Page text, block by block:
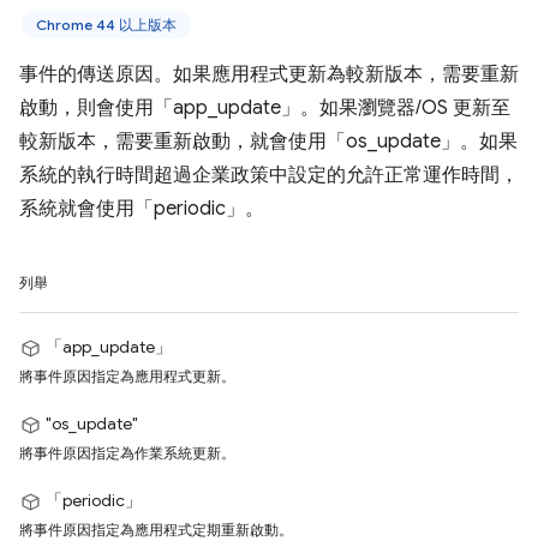
Chrome 44 以上版本
事件的傳送原因。如果應用程式更新為較新版本，需要重新
啟動，則會使用「app_update」。如果瀏覽器/OS 更新至
較新版本，需要重新啟動，就會使用「os_update」。如果
系統的執行時間超過企業政策中設定的允許正常運作時間，
系統就會使用「periodic」。
列舉
「app_update」
將事件原因指定為應用程式更新。
"os_update"
將事件原因指定為作業系統更新。
「periodic」
將事件原因指定為應用程式定期重新啟動。